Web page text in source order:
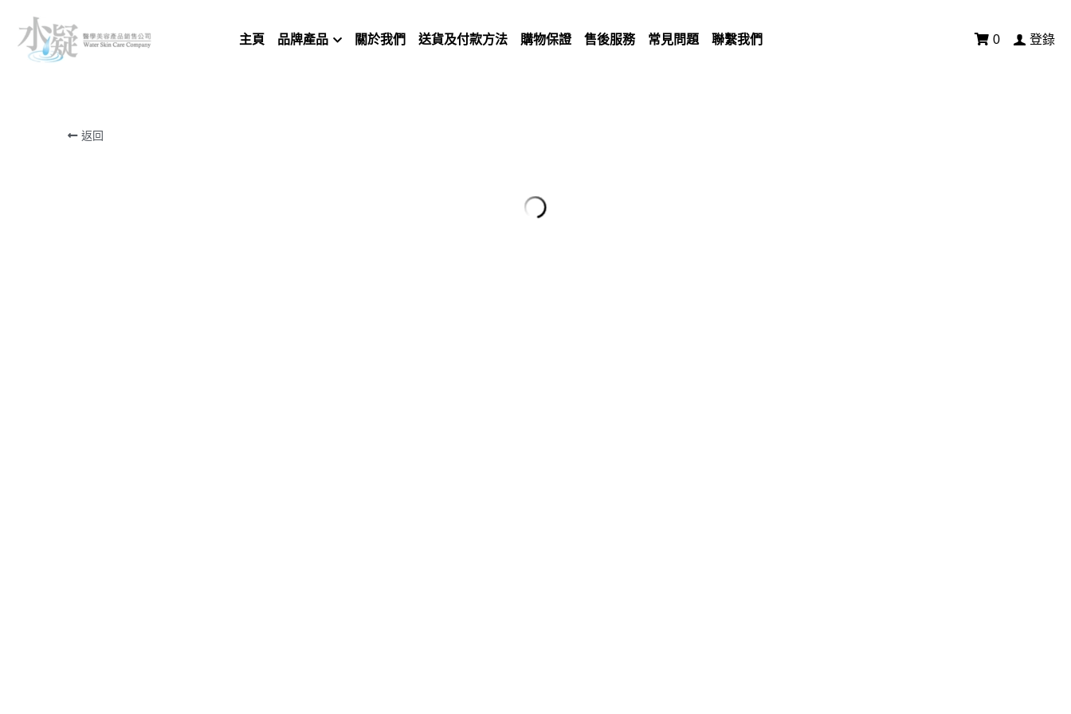
主頁 品牌產品 關於我們 送貨及付款方法 購物保證 售後服務 常見問題 聯繫我們 0 登錄
返回